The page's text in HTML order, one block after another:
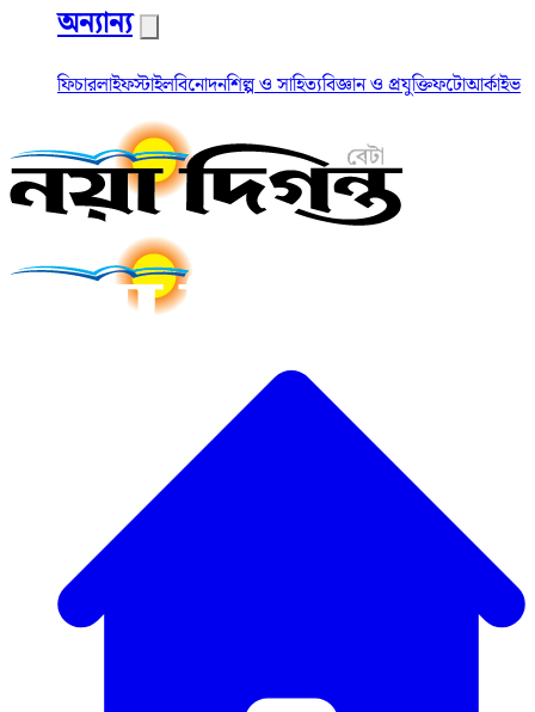
অন্যান্য
ফিচারলাইফস্টাইলবিনোদনশিল্প ও সাহিত্যবিজ্ঞান ও প্রযুক্তিফটোআর্কাইভ